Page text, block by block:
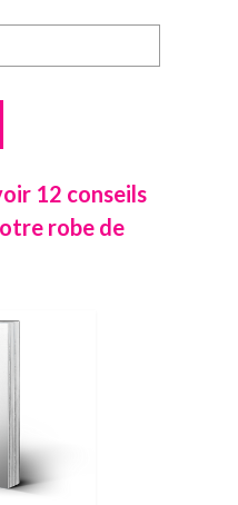
12 conseils
robe de